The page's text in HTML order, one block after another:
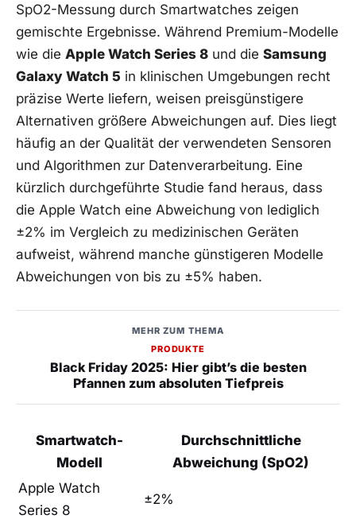
SpO2-Messung durch Smartwatches zeigen
gemischte Ergebnisse. Während Premium-Modelle
wie die Apple Watch Series 8 und die Samsung
Galaxy Watch ‍5 in klinischen Umgebungen recht
‌präzise Werte​ liefern, weisen preisgünstigere
Alternativen größere Abweichungen auf. Dies liegt
häufig an‌ der Qualität der verwendeten‌ Sensoren
und Algorithmen zur Datenverarbeitung. Eine
kürzlich durchgeführte Studie fand heraus, dass‍
die Apple Watch eine Abweichung von lediglich
±2% im Vergleich zu medizinischen ​Geräten
aufweist, während manche‍ günstigeren Modelle
Abweichungen von bis zu ±5% haben.
MEHR ZUM THEMA
PRODUKTE
Black Friday 2025: Hier gibt’s die besten
Pfannen zum absoluten Tiefpreis
Smartwatch-
Modell
Durchschnittliche
Abweichung⁣ (SpO2)
Apple Watch
Series 8
±2%